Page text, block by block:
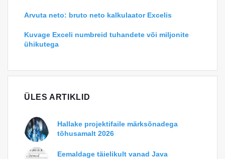
Arvuta neto: bruto neto kalkulaator Excelis
Kuvage Exceli numbreid tuhandete või miljonite
ühikutega
ÜLES ARTIKLID
Hallake projektifaile märksõnadega
tõhusamalt 2026
Eemaldage täielikult vanad Java